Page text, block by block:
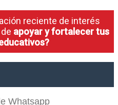
reciente de interés
apoyar y fortalecer tus